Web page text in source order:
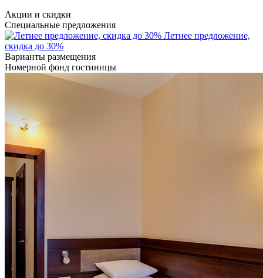
Акции и скидки
Специальные предложения
Летнее предложение,
скидка до 30%
Варианты размещения
Номерной фонд гостиницы